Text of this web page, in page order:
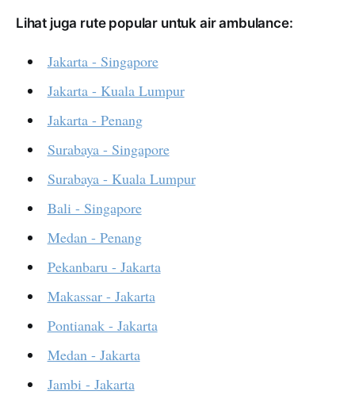
Lihat juga rute popular untuk air ambulance:
Jakarta - Singapore
Jakarta - Kuala Lumpur
Jakarta - Penang
Surabaya - Singapore
Surabaya - Kuala Lumpur
Bali - Singapore
Medan - Penang
Pekanbaru - Jakarta
Makassar - Jakarta
Pontianak - Jakarta
Medan - Jakarta
Jambi - Jakarta